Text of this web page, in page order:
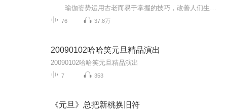
76 37.8万
20090102哈哈笑元旦精品演出
20090102哈哈笑元旦精品演出
7 353
《元旦》总把新桃换旧符